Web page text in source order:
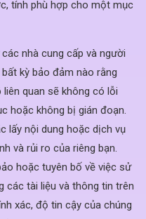
tính phù hợp cho một mục
nhà cung cấp và người
kỳ bảo đảm nào rằng
quan sẽ không có lỗi
hoặc không bị gián đoạn.
lấy nội dung hoặc dịch vụ
và rủi ro của riêng bạn.
hoặc tuyên bố về việc sử
các tài liệu và thông tin trên
xác, độ tin cậy của chúng